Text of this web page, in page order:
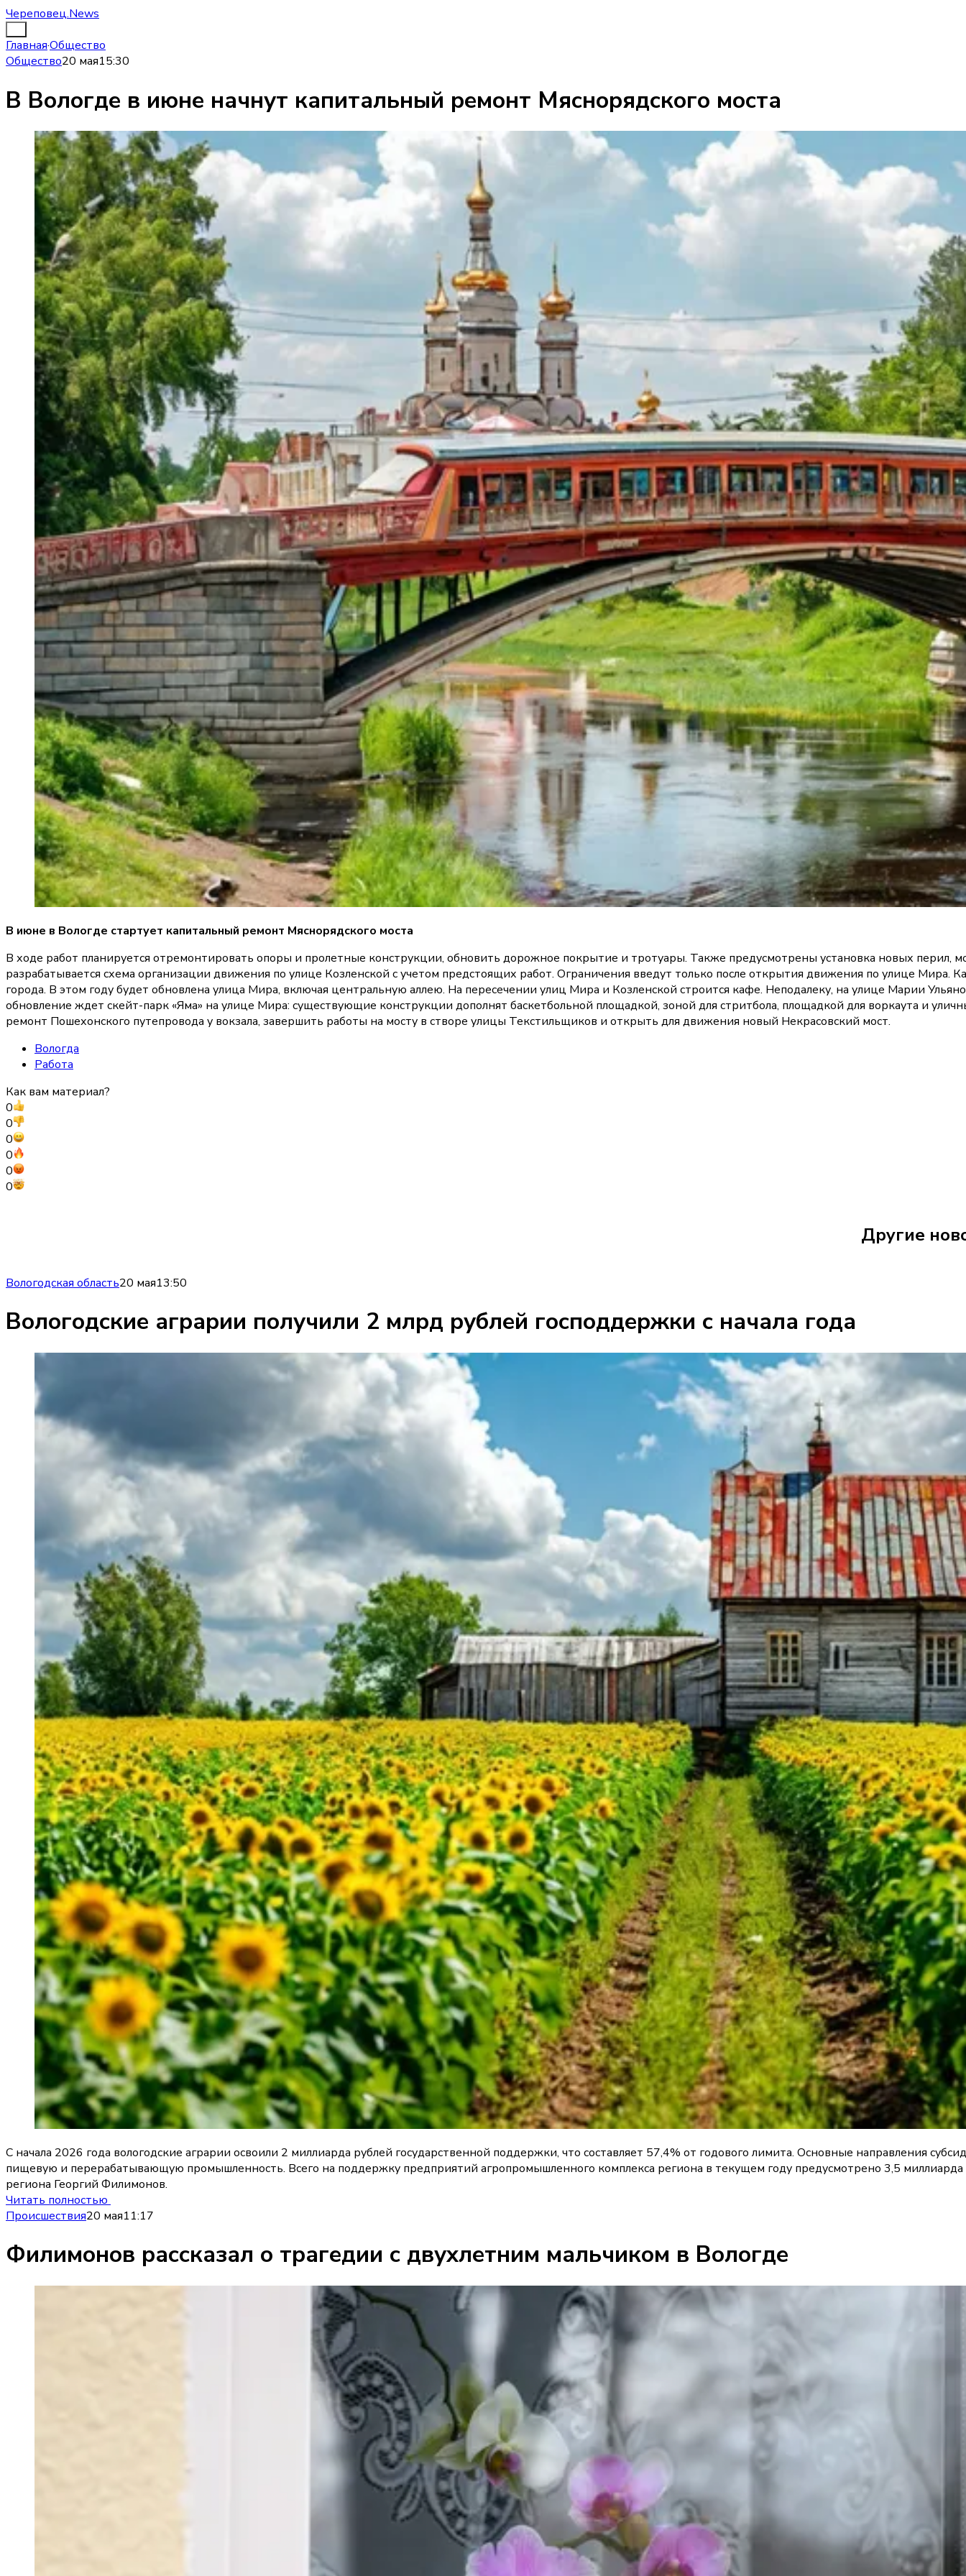
Череповец.News
Главная·Общество
Общество20 мая15:30
В Вологде в июне начнут капитальный ремонт Мяснорядского моста
В июне в Вологде стартует капитальный ремонт Мяснорядского моста
В ходе работ планируется отремонтировать опоры и пролетные конструкции, обновить дорожное покрытие и тротуары. Также предусмотрены установка новых
разрабатывается схема организации движения по улице Козленской с учетом предстоящих работ. Ограничения введут только после открытия движения по улице Мира.
города. В этом году будет обновлена улица Мира, включая центральную аллею. На пересечении улиц Мира и Козленской строится кафе. Неподалеку, на улице Марии
обновление ждет скейт-парк «Яма» на улице Мира: существующие конструкции дополнят баскетбольной площадкой, зоной для стритбола, площадкой для воркаута и
ремонт Пошехонского путепровода у вокзала, завершить работы на мосту в створе улицы Текстильщиков и открыть для движения новый Некрасовский мост.
Вологда
Работа
Как вам материал?
0
0
0
0
0
0
Другие
Вологодская область20 мая13:50
Вологодские аграрии получили 2 млрд рублей господдержки с начала года
С начала 2026 года вологодские аграрии освоили 2 миллиарда рублей государственной поддержки, что составляет 57,4% от годового лимита. Основные направления
пищевую и перерабатывающую промышленность. Всего на поддержку предприятий агропромышленного комплекса региона в текущем году предусмотрено 3,5 миллиарда
региона Георгий Филимонов.
Читать полностью
Происшествия20 мая11:17
Филимонов рассказал о трагедии с двухлетним мальчиком в Вологде